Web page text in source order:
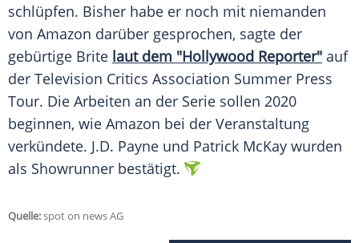
schlüpfen. Bisher habe er noch mit niemanden
von Amazon darüber gesprochen, sagte der
gebürtige Brite laut dem "Hollywood Reporter" auf
der Television Critics Association Summer Press
Tour. Die Arbeiten an der Serie sollen 2020
beginnen, wie Amazon bei der Veranstaltung
verkündete. J.D. Payne und Patrick McKay wurden
als Showrunner bestätigt.
Quelle:spot on news AG